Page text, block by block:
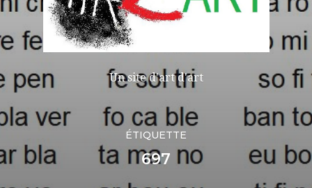
Un site d'art d'art
ÉTIQUETTE
697